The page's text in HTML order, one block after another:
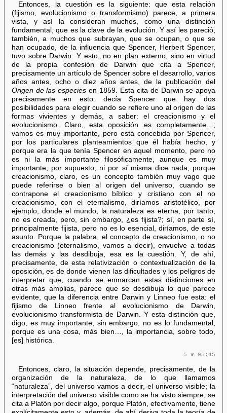
Entonces, la cuestión es la siguiente: que esta relación
(fijismo, evolucionismo o transformismo) parece, a primera
vista, y así la consideran muchos, como una distinción
fundamental, que es la clave de la evolución. Y así les pareció,
también, a muchos que subrayan, que se ocupan, o que se
han ocupado, de la influencia que Spencer, Herbert Spencer,
tuvo sobre Darwin. Y esto, no en plan externo, sino en virtud
de la propia confesión de Darwin que cita a Spencer,
precisamente un artículo de Spencer sobre el desarrollo, varios
años antes, ocho o diez años antes, de la publicación del
Origen de las especies en 1859. Esta cita de Darwin se apoya
precisamente en esto: decía Spencer que hay dos
posibilidades para elegir cuando se refiere uno al origen de las
formas vivientes y demás, a saber: el creacionismo y el
evolucionismo. Claro, esta oposición es completamente…;
vamos es muy importante, pero está concebida por Spencer,
por los particulares planteamientos que él había hecho, y
porque era la que tenía Spencer en aquel momento, pero no
es ni la más importante filosóficamente, aunque es muy
importante, por supuesto, ni por sí misma dice nada; porque
creacionismo, claro, es un concepto también muy vago que
puede referirse o bien al origen del universo, cuando se
contrapone el creacionismo bíblico y cristiano con el no
creacionismo, con el eternalismo, diríamos aristotélico, por
ejemplo, donde el mundo, la naturaleza es eterna, por tanto,
no es creada, pero, sin embargo, ¿es fijista?; sí, en parte sí,
principalmente fijista, pero no es lo esencial, diríamos, de este
asunto. Porque la palabra, el concepto de creacionismo, o no
creacionismo (eternalismo, vamos a decir), envuelve a todas
las demás y las desdibuja, esa es la cuestión. Y, de ahí,
precisamente, de esta relativización o contextualización de la
oposición, es de donde vienen las dificultades y los peligros de
interpretar que, cuando se enmarcan estas distinciones en
otras más amplias, parece que se desdibuja lo que parece
evidente, que la diferencia entre Darwin y Linneo fue esta: el
fijismo de Linneo frente al evolucionismo de Darwin,
evolucionismo transformista de Darwin. Y esta distinción que,
digo, es muy importante, sin embargo, no es lo fundamental,
porque es una cosa, más bien…, la importancia, sobre todo,
[es] histórica.
5 ❦ 05:45
Entonces, claro, la situación depende, precisamente, de la
organización de la naturaleza, de lo que llamamos
“naturaleza”, del universo vamos a decir, el universo visible; la
interpretación del universo visible como se ha visto siempre; se
cita a Platón por decir algo, porque Platón, efectivamente, tiene